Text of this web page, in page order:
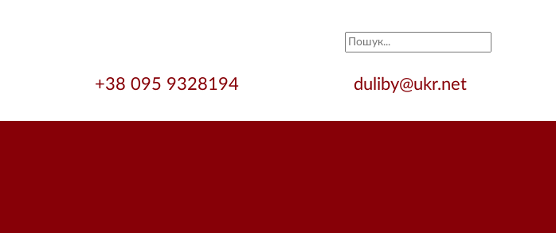
+38 095 9328194 duliby@ukr.net